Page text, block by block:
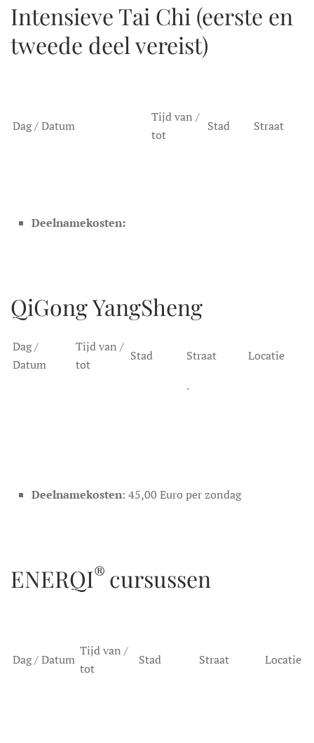
Intensieve Tai Chi (eerste en
tweede deel vereist)
Dag / Datum
Tijd van /
tot
Stad Straat
Deelnamekosten:
QiGong YangSheng
Dag /
Datum
Tijd van /
tot
Stad Straat
Locatie
.
Deelnamekosten: 45,00 Euro per zondag
ENERQI® cursussen
Dag / Datum
Tijd van /
tot
Stad Straat Locatie